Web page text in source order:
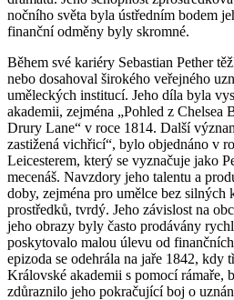
nočního světa byla ústředním bodem
finanční odměny byly skromné.
Během své kariéry Sebastian Pether
nebo dosahoval širokého veřejného
uměleckých institucí. Jeho díla byla
akademii, zejména „Pohled z Chelsea
Drury Lane“ v roce 1814. Další
zastižená vichřicí“, bylo objednáno v
Leicesterem, který se vyznačuje jako
mecenáš. Navzdory jeho talentu a
doby, zejména pro umělce bez silných
prostředků, tvrdý. Jeho závislost na
jeho obrazy byly často prodávány
poskytovalo malou úlevu od
epizoda se odehrála na jaře 1842, kdy
Královské akademii s pomocí rámaře,
zdůraznilo jeho pokračující boj o